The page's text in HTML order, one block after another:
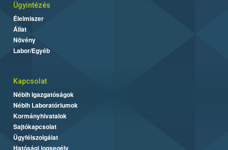
Ügyintézés
Élelmiszer
Állat
Növény
Labor/Egyéb
Kapcsolat
Nébih Igazgatóságok
Nébih Laboratóriumok
Kormányhivatalok
Sajtókapcsolat
Ügyfélszolgálat
Hatósági jogsegély